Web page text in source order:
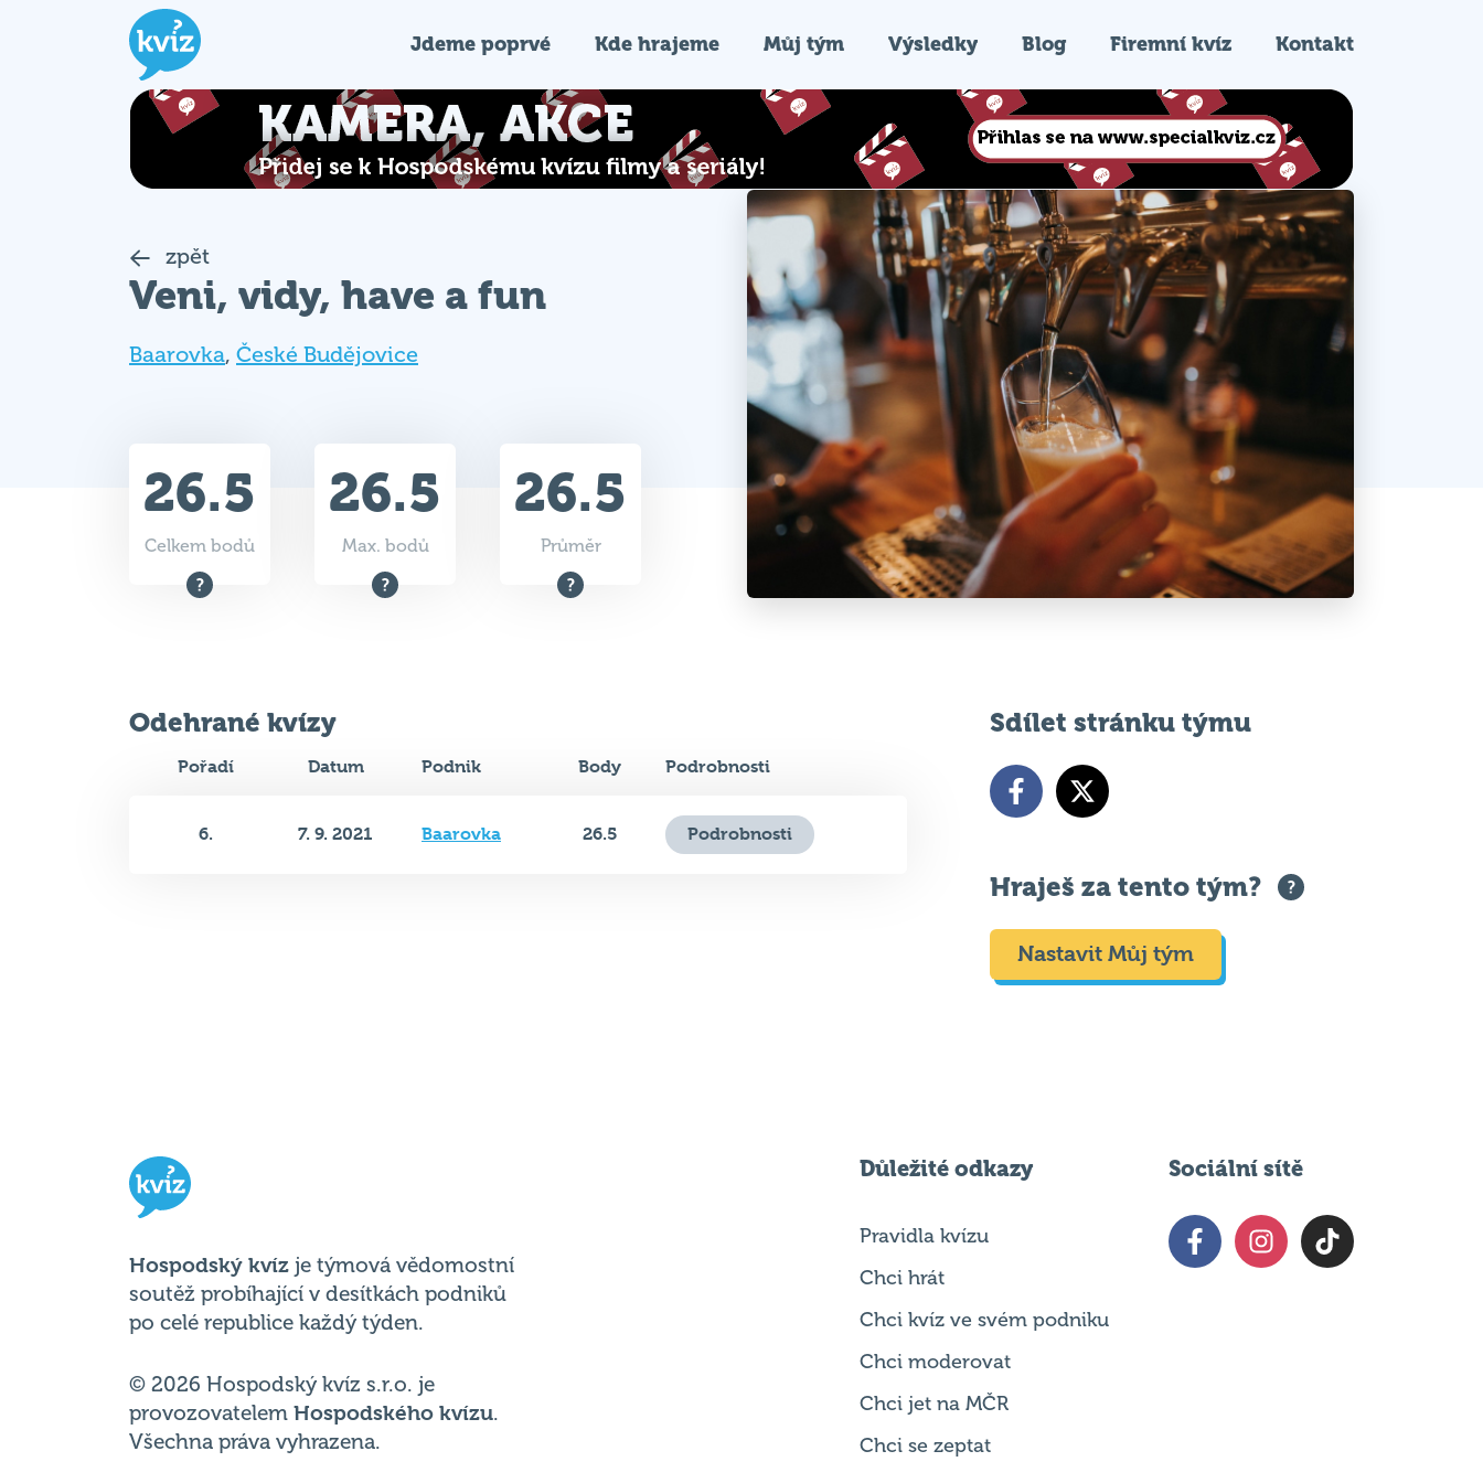
Jdeme poprvé Kde hrajeme Můj tým Výsledky Blog Firemní kvíz Kontakt
zpět
Veni, vidy, have a fun
Baarovka, České Budějovice
26.5
Celkem bodů
26.5
Max. bodů
26.5
Průměr
Odehrané kvízy
Pořadí Datum Podnik Body Podrobnosti
6. 7. 9. 2021 Baarovka 26.5 Podrobnosti
Sdílet stránku týmu
Hraješ za tento tým?
Nastavit Můj tým
Hospodský kvíz je týmová vědomostní
soutěž probíhající v desítkách podniků
po celé republice každý týden.
© 2026 Hospodský kvíz s.r.o. je
provozovatelem Hospodského kvízu.
Všechna práva vyhrazena.
Důležité odkazy
Pravidla kvízu
Chci hrát
Chci kvíz ve svém podniku
Chci moderovat
Chci jet na MČR
Chci se zeptat
Sociální sítě